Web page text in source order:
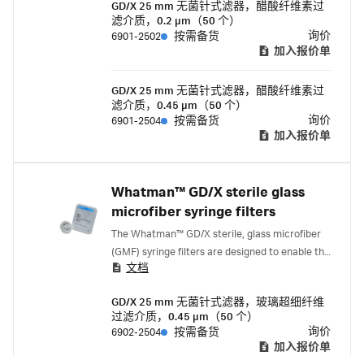
polypropylene housing, high-efficiency
Whatman ™ GMF 150 and GF/F pre-filter media,
and a cellulose acetate (CA) membrane.
GD/X 25 mm 无菌针式滤器，醋酸纤维素过
滤介质，0.2 µm（50 个）
6901-2502
按需备货
询价
加入报价单
GD/X 25 mm 无菌针式滤器，醋酸纤维素过
滤介质，0.45 µm（50 个）
6901-2504
按需备货
询价
加入报价单
Whatman™ GD/X sterile glass
microfiber syringe filters
The Whatman™ GD/X sterile, glass microfiber
(GMF) syringe filters are designed to enable the
filtration of viscous, hard-to-filter samples
polypropylene housing, high-efficiency
Whatman™ GMF 150 and GF/F pre-filter media,
文档
GD/X 25 mm 无菌针式滤器，玻璃超细纤维
过滤介质，0.45 µm（50 个）
6902-2504
按需备货
询价
加入报价单